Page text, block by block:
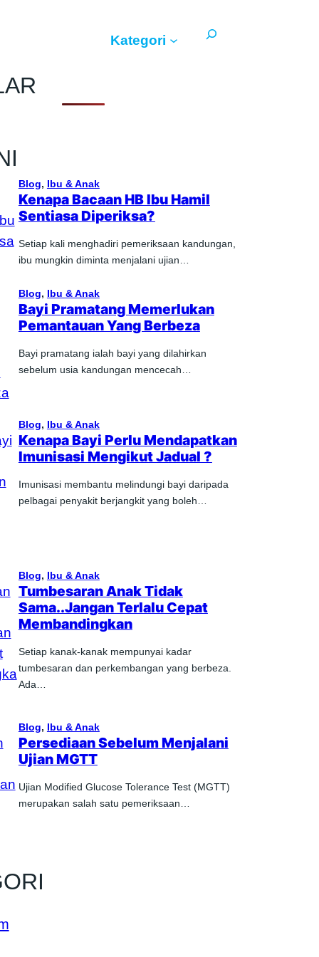
Kategori
Blog, Ibu & Anak
Kenapa Bacaan HB Ibu Hamil
Sentiasa Diperiksa?
Setiap kali menghadiri pemeriksaan kandungan,
ibu mungkin diminta menjalani ujian…
Blog, Ibu & Anak
Bayi Pramatang Memerlukan
Pemantauan Yang Berbeza
Bayi pramatang ialah bayi yang dilahirkan
sebelum usia kandungan mencecah…
Blog, Ibu & Anak
Kenapa Bayi Perlu Mendapatkan
Imunisasi Mengikut Jadual ?
Imunisasi membantu melindungi bayi daripada
pelbagai penyakit berjangkit yang boleh…
Blog, Ibu & Anak
Tumbesaran Anak Tidak
Sama..Jangan Terlalu Cepat
Membandingkan
Setiap kanak-kanak mempunyai kadar
tumbesaran dan perkembangan yang berbeza.
Ada…
Blog, Ibu & Anak
Persediaan Sebelum Menjalani
Ujian MGTT
Ujian Modified Glucose Tolerance Test (MGTT)
merupakan salah satu pemeriksaan…